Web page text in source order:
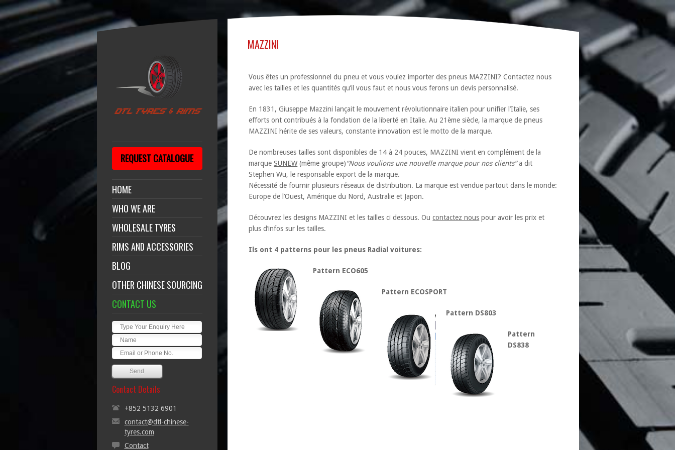
MAZZINI
Vous êtes un professionnel du pneu et vous voulez importer des pneus MAZZINI? Contactez nous
avec les tailles et les quantités qu’il vous faut et nous vous ferons un devis personnalisé.
En 1831, Giuseppe Mazzini lançait le mouvement révolutionnaire italien pour unifier l’Italie, ses
efforts ont contribués à la fondation de la liberté en Italie. Au 21ème siècle, la marque de pneus
MAZZINI hérite de ses valeurs, constante innovation est le motto de la marque.
De nombreuses tailles sont disponibles de 14 à 24 pouces, MAZZINI vient en complément de la
marqueSUNEW (même groupe)“Nous voulions une nouvelle marque pour nos clients”a dit
Stephen Wu, le responsable export de la marque.
Nécessité de fournir plusieurs réseaux de distribution. La marque est vendue partout dans le monde:
Europe de l’Ouest, Amérique du Nord, Australie et Japon.
Découvrez les designs MAZZINI et les tailles ci dessous. Oucontactez nous pour avoir les prix et
plus d’infos sur les tailles.
Ils ont 4 patterns pour les pneus Radial voitures:
Pattern ECO605
Pattern ECOSPORT
Pattern DS803
Pattern
DS838
REQUEST CATALOGUE
HOME
WHO WE ARE
WHOLESALE TYRES
RIMS AND ACCESSORIES
BLOG
OTHER CHINESE SOURCING
CONTACT US
Contact Details
+852 5132 6901
contact@dtl-chinese-
tyres.com
Contact